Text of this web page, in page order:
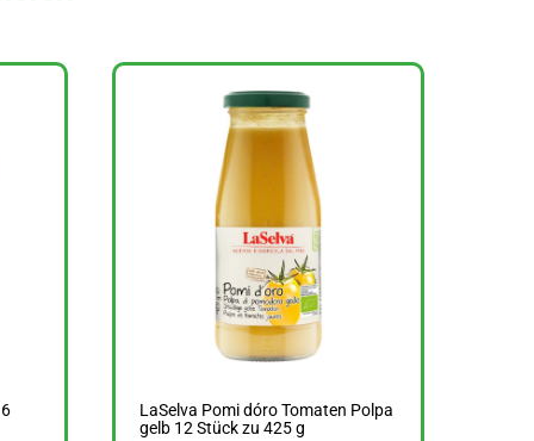
LaSelva Pomi dóro Tomaten Polpa
gelb 12 Stück zu 425 g